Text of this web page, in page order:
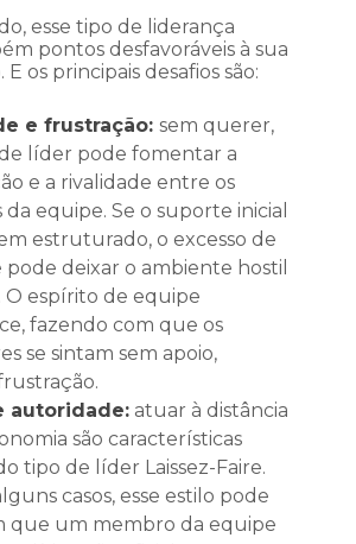
esse tipo de liderança
pontos desfavoráveis à sua
os principais desafios são:
e frustração: sem querer,
líder pode fomentar a
e a rivalidade entre os
equipe. Se o suporte inicial
estruturado, o excesso de
pode deixar o ambiente hostil
O espírito de equipe
fazendo com que os
se sintam sem apoio,
autoridade: atuar à distância
são características
tipo de líder Laissez-Faire.
casos, esse estilo pode
que um membro da equipe